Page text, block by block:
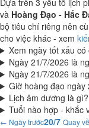
Dựa trên 3 yếu tố lịch
và Hoàng Đạo - Hắc
bộ tiêu chí riêng nên
cho việc khác - xem
Xem ngày tốt xấu
Ngày 21/7/2026 là
Ngày 21/7/2026 là
Giờ hoàng đạo ngày
Lịch âm dương là gì?
Tuổi nào hợp - khắc
← Ngày trước20/7 Quay về